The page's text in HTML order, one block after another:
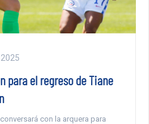
para el regreso de Tiane
con la arquera para